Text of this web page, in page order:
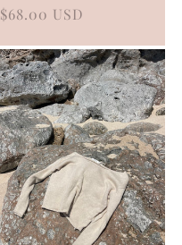
Regular
$68.00 USD